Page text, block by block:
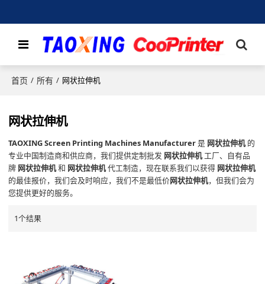
首页 / 所有 / 网状拉伸机
网状拉伸机
TAOXING Screen Printing Machines Manufacturer是 网状拉伸机 的
专业中国制造商和供应商，我们提供定制批发 网状拉伸机 工厂、自有品
牌 网状拉伸机和 网状拉伸机代工制造，现在联系我们以获得 网状拉伸机
的最佳报价，我们会及时响应，我们不是最低价网状拉伸机，但我们会为
您提供更好的服务。
1个结果